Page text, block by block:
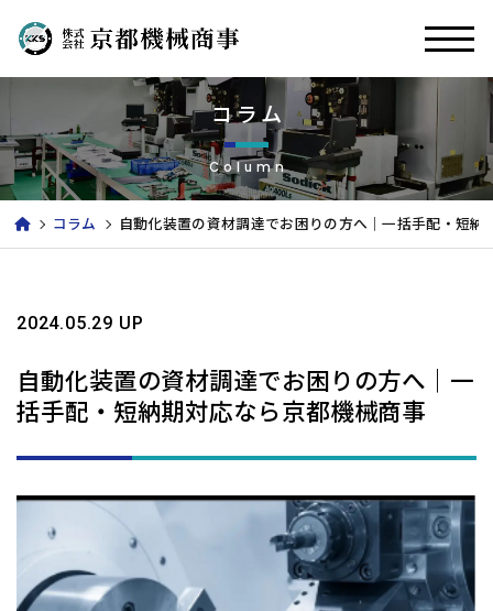
コラム
Column
コラム 自動化装置の資材調達でお困りの方へ｜一括手配・短納
2024.05.29 UP
自動化装置の資材調達でお困りの方へ｜一
括手配・短納期対応なら京都機械商事